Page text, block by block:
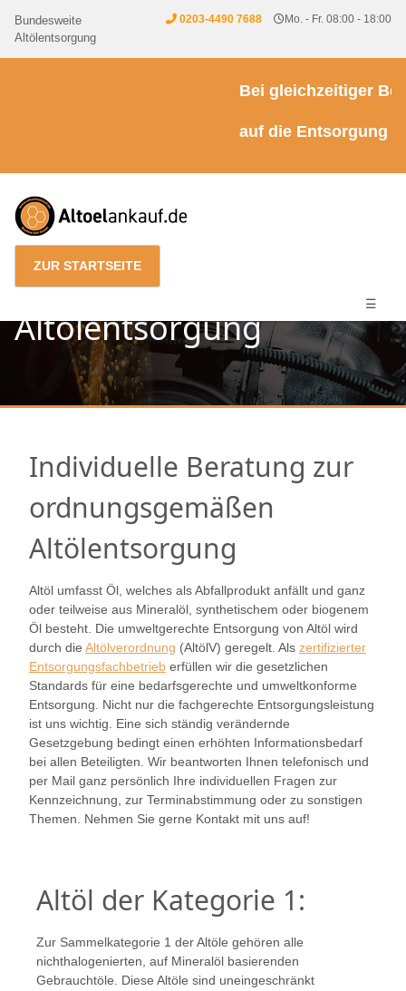
Bundesweite
Altölentsorgung
0203-4490 7688 Mo. - Fr. 08:00 - 18:00
Bei gleichzeitiger
auf die Entsorgung
ZUR STARTSEITE
☰
Altölentsorgung
Individuelle Beratung zur
ordnungsgemäßen
Altölentsorgung
Altöl umfasst Öl, welches als Abfallprodukt anfällt und ganz
oder teilweise aus Mineralöl, synthetischem oder biogenem
Öl besteht. Die umweltgerechte Entsorgung von Altöl wird
durch die Altölverordnung (AltölV) geregelt. Als zertifizierter
Entsorgungsfachbetrieb erfüllen wir die gesetzlichen
Standards für eine bedarfsgerechte und umweltkonforme
Entsorgung. Nicht nur die fachgerechte Entsorgungsleistung
ist uns wichtig. Eine sich ständig verändernde
Gesetzgebung bedingt einen erhöhten Informationsbedarf
bei allen Beteiligten. Wir beantworten Ihnen telefonisch und
per Mail ganz persönlich Ihre individuellen Fragen zur
Kennzeichnung, zur Terminabstimmung oder zu sonstigen
Themen. Nehmen Sie gerne Kontakt mit uns auf!
Altöl der Kategorie 1:
Zur Sammelkategorie 1 der Altöle gehören alle
nichthalogenierten, auf Mineralöl basierenden
Gebrauchtöle. Diese Altöle sind uneingeschränkt